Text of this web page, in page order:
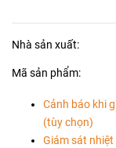
Nhà sản xuất:
Mã sản phẩm:
Cảnh báo khi
(tùy chọn)
Giám sát